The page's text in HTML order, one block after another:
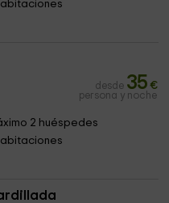
desde 35 €
persona y noche
2 huéspedes